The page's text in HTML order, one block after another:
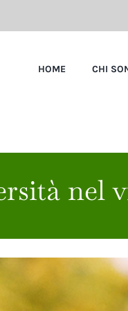
HOME CHI
nel